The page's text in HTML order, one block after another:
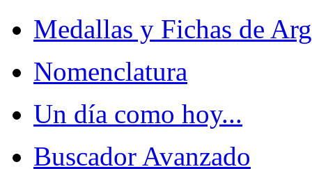
Medallas y Fichas de
Nomenclatura
Un día como hoy...
Buscador Avanzado